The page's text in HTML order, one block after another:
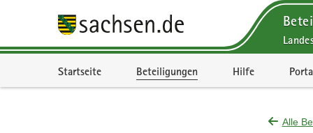
Startseite Beteiligungen Hilfe
Alle